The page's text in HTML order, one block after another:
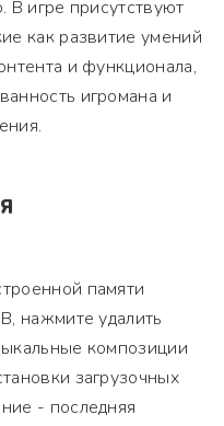
В игре присутствуют
как развитие умений
и функционала,
игромана и
памяти
нажмите удалить
композиции
загрузочных
- последняя